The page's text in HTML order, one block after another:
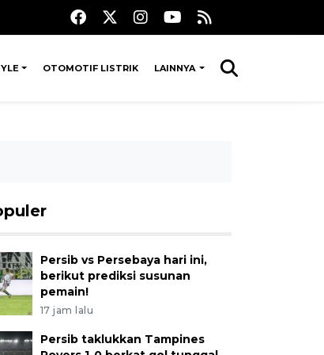
OTOMOTIF LISTRIK LAINNYA
Persib vs Persebaya hari ini,
berikut prediksi susunan
pemain!
17 jam lalu
Persib taklukkan Tampines